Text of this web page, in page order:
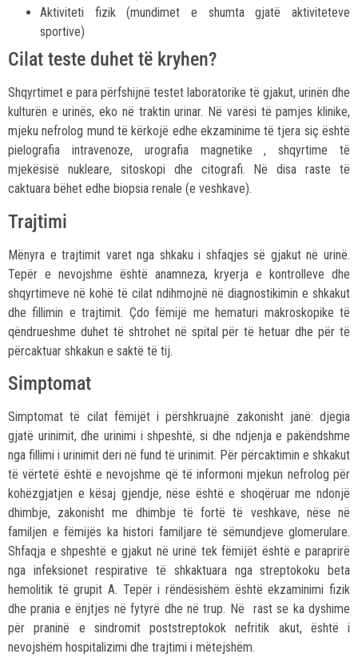
Aktiviteti fizik (mundimet e shumta gjatë aktiviteteve
sportive)
Cilat teste duhet të kryhen?
Shqyrtimet e para përfshijnë testet laboratorike të gjakut, urinën dhe
kulturën e urinës, eko në traktin urinar. Në varësi të pamjes klinike,
mjeku nefrolog mund të kërkojë edhe ekzaminime të tjera siç është
pielografia intravenoze, urografia magnetike , shqyrtime të
mjekësisë nukleare, sitoskopi dhe citografi. Në disa raste të
caktuara bëhet edhe biopsia renale (e veshkave).
Trajtimi
Mënyra e trajtimit varet nga shkaku i shfaqjes së gjakut në urinë.
Tepër e nevojshme është anamneza, kryerja e kontrolleve dhe
shqyrtimeve në kohë të cilat ndihmojnë në diagnostikimin e shkakut
dhe fillimin e trajtimit. Çdo fëmijë me hematuri makroskopike të
qëndrueshme duhet të shtrohet në spital për të hetuar dhe për të
përcaktuar shkakun e saktë të tij.
Simptomat
Simptomat të cilat fëmijët i përshkruajnë zakonisht janë: djegia
gjatë urinimit, dhe urinimi i shpeshtë, si dhe ndjenja e pakëndshme
nga fillimi i urinimit deri në fund të urinimit. Për përcaktimin e shkakut
të vërtetë është e nevojshme që të informoni mjekun nefrolog për
kohëzgjatjen e kësaj gjendje, nëse është e shoqëruar me ndonjë
dhimbje, zakonisht me dhimbje të fortë të veshkave, nëse në
familjen e fëmijës ka histori familjare të sëmundjeve glomerulare.
Shfaqja e shpeshtë e gjakut në urinë tek fëmijët është e paraprirë
nga infeksionet respirative të shkaktuara nga streptokoku beta
hemolitik të grupit A. Tepër i rëndësishëm është ekzaminimi fizik
dhe prania e ënjtjes në fytyrë dhe në trup. Në rast se ka dyshime
për praninë e sindromit poststreptokok nefritik akut, është i
nevojshëm hospitalizimi dhe trajtimi i mëtejshëm.